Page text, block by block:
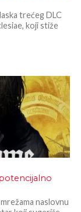
trećeg DLC
koji stiže
naslovnu